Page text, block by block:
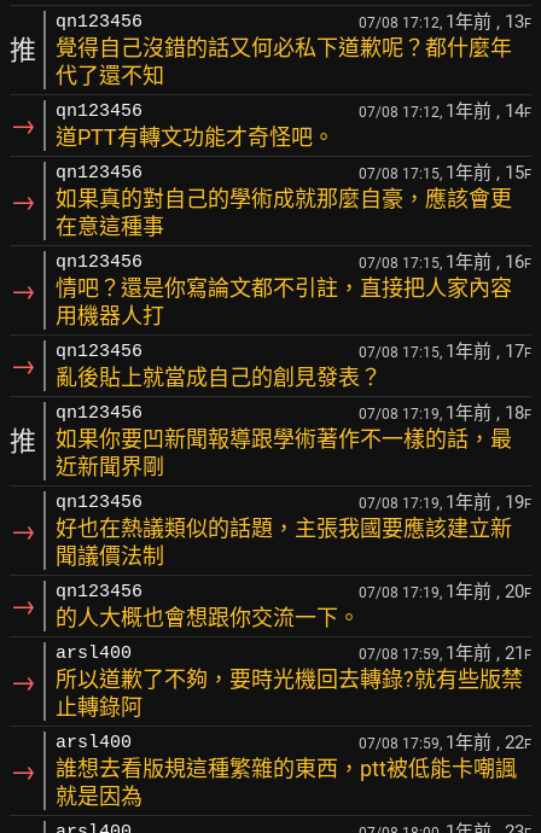
推
qn123456 07/08 17:12, 1年前 , 13F
覺得自己沒錯的話又何必私下道歉呢？都什麼年
代了還不知
→ qn123456 07/08 17:12, 1年前 , 14F
道PTT有轉文功能才奇怪吧。
→
qn123456 07/08 17:15, 1年前 , 15F
如果真的對自己的學術成就那麼自豪，應該會更
在意這種事
→
qn123456 07/08 17:15, 1年前 , 16F
情吧？還是你寫論文都不引註，直接把人家內容
用機器人打
→ qn123456 07/08 17:15, 1年前 , 17F
亂後貼上就當成自己的創見發表？
推
qn123456 07/08 17:19, 1年前 , 18F
如果你要凹新聞報導跟學術著作不一樣的話，最
近新聞界剛
→
qn123456 07/08 17:19, 1年前 , 19F
好也在熱議類似的話題，主張我國要應該建立新
聞議價法制
→ qn123456 07/08 17:19, 1年前 , 20F
的人大概也會想跟你交流一下。
→
arsl400 07/08 17:59, 1年前 , 21 F
所以道歉了不夠，要時光機回去轉錄?就有些版禁
止轉錄阿
→
arsl400 07/08 17:59, 1年前 , 22F
誰想去看版規這種繁雜的東西，ptt被低能卡嘲諷
就是因為